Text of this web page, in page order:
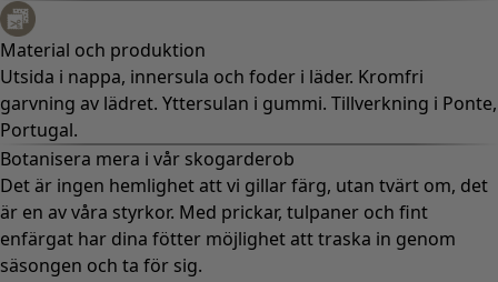
Material och produktion
Utsida i nappa, innersula och foder i läder. Kromfri
garvning av lädret. Yttersulan i gummi. Tillverkning i Ponte,
Portugal.
Botanisera mera i vår skogarderob
Det är ingen hemlighet att vi gillar färg, utan tvärt om, det
är en av våra styrkor. Med prickar, tulpaner och fint
enfärgat har dina fötter möjlighet att traska in genom
säsongen och ta för sig.